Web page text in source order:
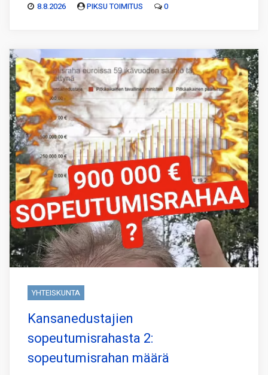
8.8.2026 PIKSU TOIMITUS 0
YHTEISKUNTA
Kansanedustajien
sopeutumisrahasta 2:
sopeutumisrahan määrä